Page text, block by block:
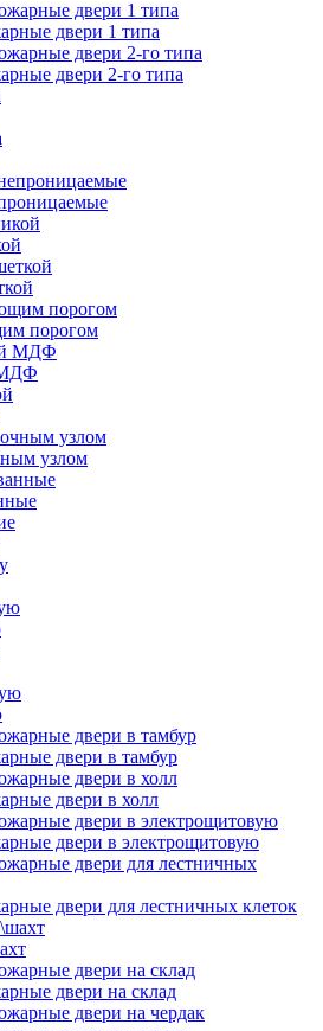
двери 1 типа
двери 2-го типа
порогом
МДФ
узлом
двери в тамбур
двери в холл
двери в электрощитовую
двери для лестничных клеток
двери на склад